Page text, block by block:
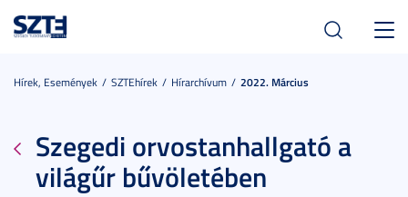
Hírek, Események SZTEhírek Hírarchívum 2022. Március
Szegedi orvostanhallgató a
világűr bűvöletében